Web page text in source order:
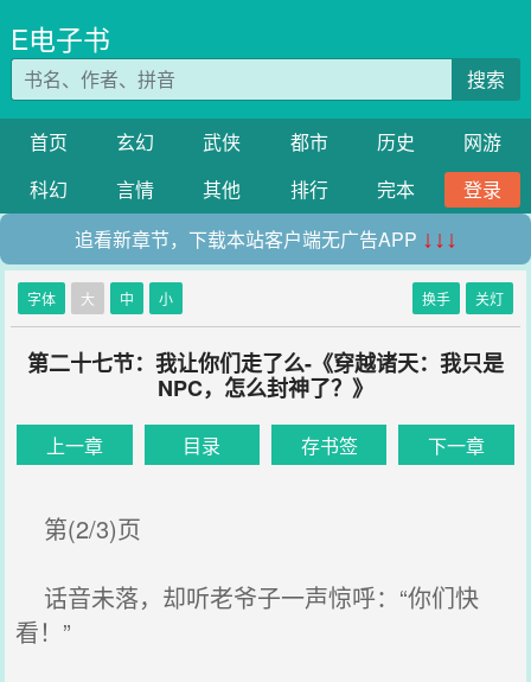
E电子书
搜索
首页 玄幻 武侠 都市 历史
网游
科幻
言情 其他 排行 完本
登录
追看新章节，下载本站客户端无广告APP ↓↓↓
字体 大 中 小 换手 关灯
第二十七节：我让你们走了么-《穿越诸天：我只是
NPC，怎么封神了？》
上一章 目录 存书签 下一章
第(2/3)页
话音未落，却听老爷子一声惊呼：“你们快
看！”